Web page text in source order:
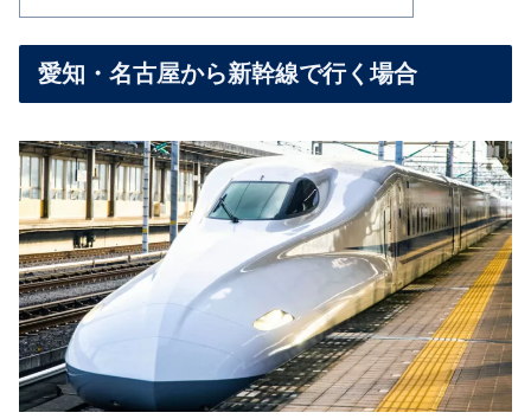
愛知・名古屋から新幹線で行く場合